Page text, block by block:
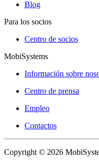
Blog
Para los socios
Centro de socios
MobiSystems
Información sobre
Centro de prensa
Empleo
Contactos
Copyright © 2026